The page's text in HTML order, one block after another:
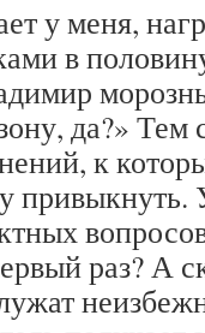
у меня,
в
да?»
к
раз? А